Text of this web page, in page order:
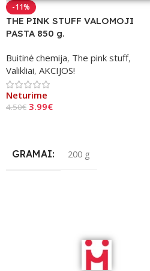
-11%
THE PINK STUFF VALOMOJI
PASTA 850 g.
Buitinė chemija, The pink stuff,
Valikliai, AKCIJOS!
Neturime
4.50€ 3.99€
GRAMAI 200 g